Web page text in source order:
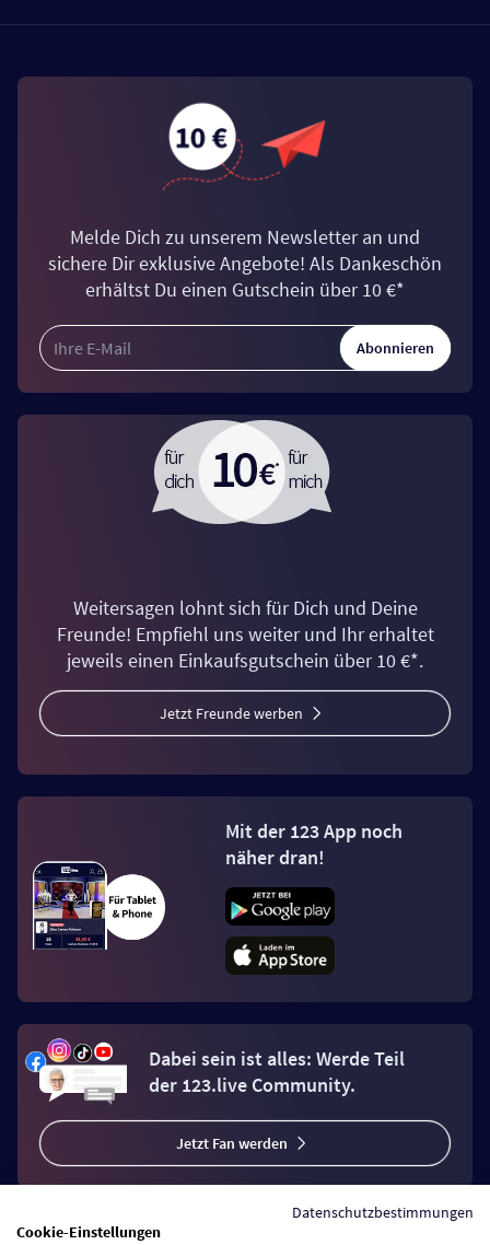
Melde Dich zu unserem Newsletter an und
sichere Dir exklusive Angebote! Als Dankeschön
erhältst Du einen Gutschein über 10 €*
Abonnieren
Weitersagen lohnt sich für Dich und Deine
Freunde! Empfiehl uns weiter und Ihr erhaltet
jeweils einen Einkaufsgutschein über 10 €*.
Jetzt Freunde werben
Mit der 123 App noch
näher dran!
Dabei sein ist alles: Werde Teil
der 123.live Community.
Jetzt Fan werden
Datenschutzbestimmungen
Cookie-Einstellungen